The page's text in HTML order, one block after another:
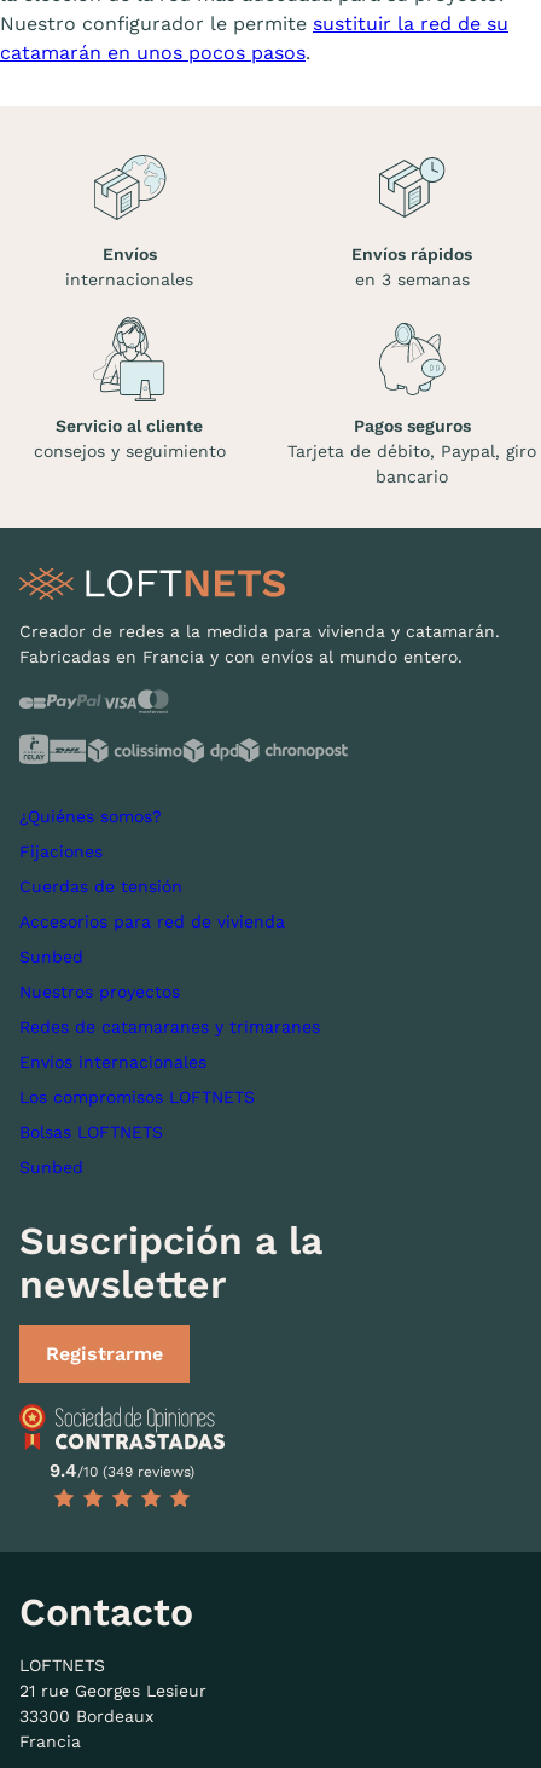
Nuestro configurador le permite sustituir la red de su
catamarán en unos pocos pasos.
Envíos
internacionales
Envíos rápidos
en 3 semanas
Servicio al cliente
consejos y seguimiento
Pagos seguros
Tarjeta de débito, Paypal, giro
bancario
Creador de redes a la medida para vivienda y catamarán.
Fabricadas en Francia y con envíos al mundo entero.
¿Quiénes somos?
Fijaciones
Cuerdas de tensión
Accesorios para red de vivienda
Sunbed
Nuestros proyectos
Redes de catamaranes y trimaranes
Envíos internacionales
Los compromisos LOFTNETS
Bolsas LOFTNETS
Sunbed
Suscripción a la
newsletter
Registrarme
9.4/10 (349 reviews)
Contacto
LOFTNETS
21 rue Georges Lesieur
33300 Bordeaux
Francia